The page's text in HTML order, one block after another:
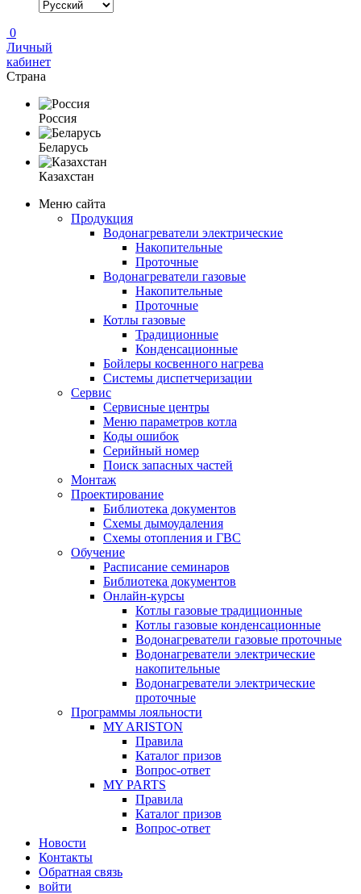
0
Личный
кабинет
Страна
Россия
Беларусь
Казахстан
Меню сайта
Продукция
Водонагреватели электрические
Накопительные
Проточные
Водонагреватели газовые
Накопительные
Проточные
Котлы газовые
Традиционные
Конденсационные
Бойлеры косвенного нагрева
Системы диспетчеризации
Сервис
Сервисные центры
Меню параметров котла
Коды ошибок
Серийный номер
Поиск запасных частей
Монтаж
Проектирование
Библиотека документов
Схемы дымоудаления
Схемы отопления и ГВС
Обучение
Расписание семинаров
Библиотека документов
Онлайн-курсы
Котлы газовые традиционные
Котлы газовые конденсационные
Водонагреватели газовые проточные
Водонагреватели электрические
накопительные
Водонагреватели электрические
проточные
Программы лояльности
MY ARISTON
Правила
Каталог призов
Вопрос-ответ
MY PARTS
Правила
Каталог призов
Вопрос-ответ
Новости
Контакты
Обратная связь
войти